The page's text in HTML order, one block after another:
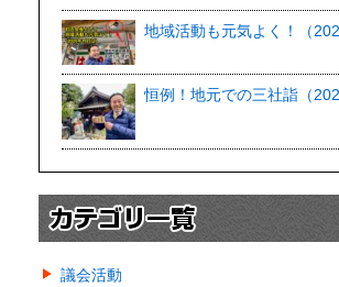
地域活動も元気よく！（
恒例！地元での三社詣（
議会活動